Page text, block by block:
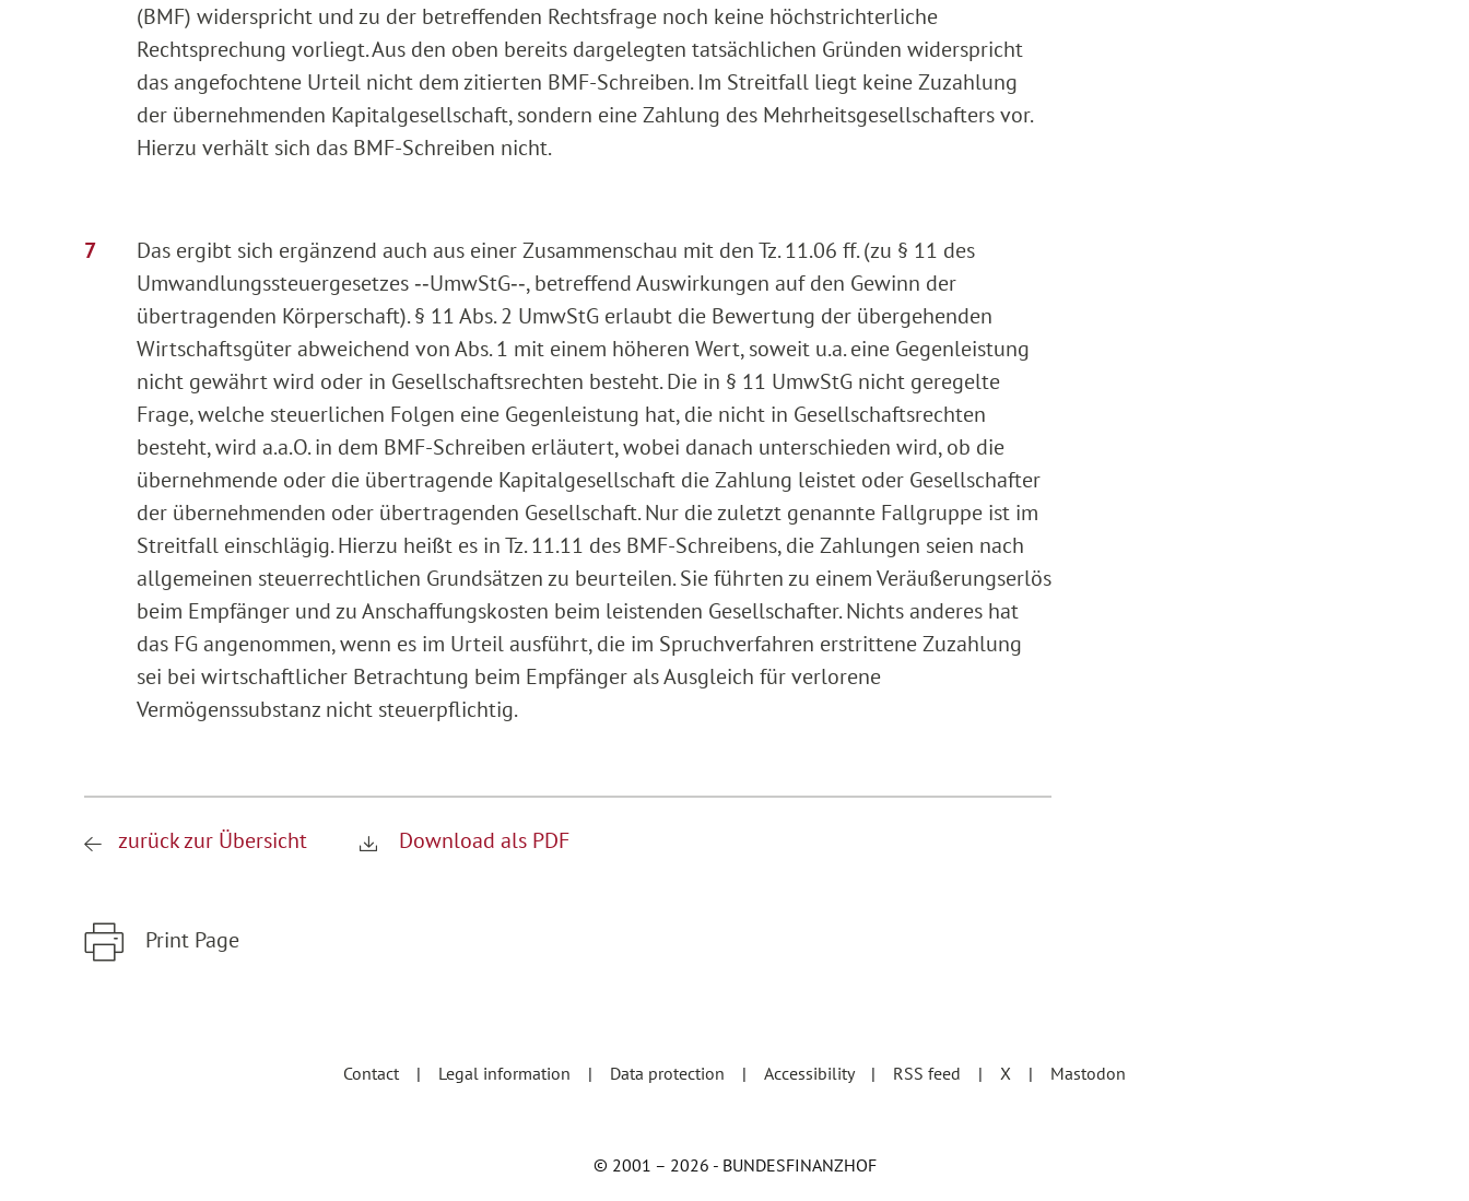
(BMF) widerspricht und zu der betreffenden Rechtsfrage noch keine höchstrichterliche
Rechtsprechung vorliegt. Aus den oben bereits dargelegten tatsächlichen Gründen widerspricht
das angefochtene Urteil nicht dem zitierten BMF-Schreiben. Im Streitfall liegt keine Zuzahlung
der übernehmenden Kapitalgesellschaft, sondern eine Zahlung des Mehrheitsgesellschafters vor.
Hierzu verhält sich das BMF-Schreiben nicht.
Das ergibt sich ergänzend auch aus einer Zusammenschau mit den Tz. 11.06 ff. (zu § 11 des
Umwandlungssteuergesetzes ‑‑UmwStG‑‑, betreffend Auswirkungen auf den Gewinn der
übertragenden Körperschaft). § 11 Abs. 2 UmwStG erlaubt die Bewertung der übergehenden
Wirtschaftsgüter abweichend von Abs. 1 mit einem höheren Wert, soweit u.a. eine Gegenleistung
nicht gewährt wird oder in Gesellschaftsrechten besteht. Die in § 11 UmwStG nicht geregelte
Frage, welche steuerlichen Folgen eine Gegenleistung hat, die nicht in Gesellschaftsrechten
besteht, wird a.a.O. in dem BMF-Schreiben erläutert, wobei danach unterschieden wird, ob die
übernehmende oder die übertragende Kapitalgesellschaft die Zahlung leistet oder Gesellschafter
der übernehmenden oder übertragenden Gesellschaft. Nur die zuletzt genannte Fallgruppe ist im
Streitfall einschlägig. Hierzu heißt es in Tz. 11.11 des BMF-Schreibens, die Zahlungen seien nach
allgemeinen steuerrechtlichen Grundsätzen zu beurteilen. Sie führten zu einem Veräußerungserlös
beim Empfänger und zu Anschaffungskosten beim leistenden Gesellschafter. Nichts anderes hat
das FG angenommen, wenn es im Urteil ausführt, die im Spruchverfahren erstrittene Zuzahlung
sei bei wirtschaftlicher Betrachtung beim Empfänger als Ausgleich für verlorene
Vermögenssubstanz nicht steuerpflichtig.
zurück zur Übersicht Download als PDF
Print Page
Contact Legal information Data protection Accessibility RSS feed X Mastodon
© 2001 – 2026 - BUNDESFINANZHOF